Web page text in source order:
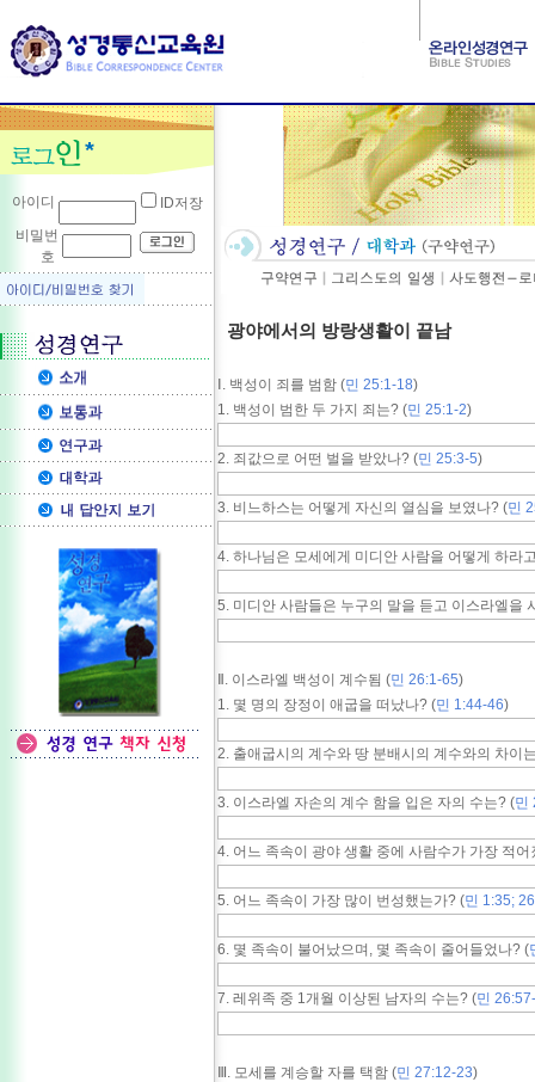
아이디
ID저장
비밀번
호
광야에서의 방랑생활이 끝남
Ⅰ. 백성이 죄를 범함 (민 25:1-18)
1. 백성이 범한 두 가지 죄는? (민 25:1-2)
2. 죄값으로 어떤 벌을 받았나? (민 25:3-5)
3. 비느하스는 어떻게 자신의 열심을 보였나? (민
4. 하나님은 모세에게 미디안 사람을 어떻게 하라
5. 미디안 사람들은 누구의 말을 듣고 이스라엘을
Ⅱ. 이스라엘 백성이 계수됨 (민 26:1-65)
1. 몇 명의 장정이 애굽을 떠났나? (민 1:44-46)
2. 출애굽시의 계수와 땅 분배시의 계수와의 차이
3. 이스라엘 자손의 계수 함을 입은 자의 수는? (민
4. 어느 족속이 광야 생활 중에 사람수가 가장 적어
5. 어느 족속이 가장 많이 번성했는가? (민 1:35;
6. 몇 족속이 불어났으며, 몇 족속이 줄어들었나? (
7. 레위족 중 1개월 이상된 남자의 수는? (민
Ⅲ. 모세를 계승할 자를 택함 (민 27:12-23)